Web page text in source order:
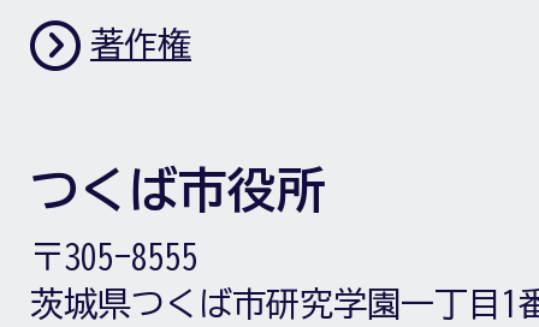
著作権
つくば市役所
〒305-8555
茨城県つくば市研究学園一丁目1